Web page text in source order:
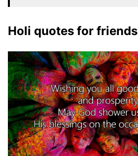
Holi quotes for friends